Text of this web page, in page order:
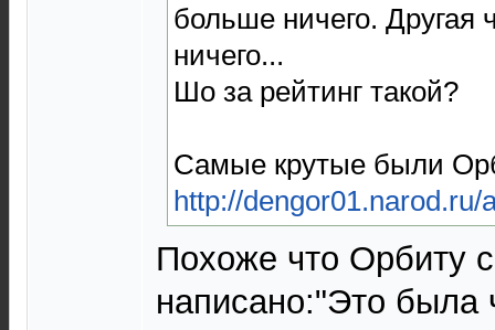
больше ничего.
ничего...
Шо за рейтинг такой?
Самые крутые были
http://
Похоже что Орбиту
написано:"Это была